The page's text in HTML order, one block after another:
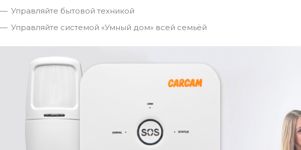
Управляйте бытовой техникой
Управляйте системой «Умный дом» всей семьёй